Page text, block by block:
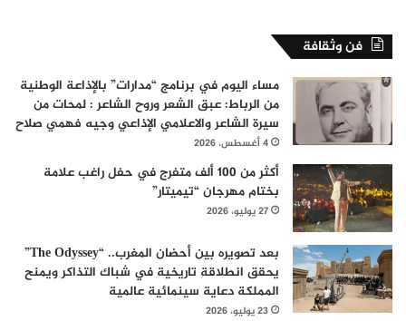
فن وثقافة
مساء اليوم في برنامج “مدارات” بالإذاعة الوطنية
من الرباط: عبق الشعر وروح الشاعر : لمحات من
سيرة الشاعر والاعلامي الإذاعي وجيه فهمي صلاح
4 أغسطس، 2026
أكثر من 100 ألف متفرج في حفل راغب علامة
بختام مهرجان “تيميتار”
27 يوليو، 2026
بعد تصويره بين أحضان المغرب.. “The Odyssey”
يحقق انطلاقة تاريخية في شباك التذاكر ويمنح
المملكة دعاية سينمائية عالمية
23 يوليو، 2026